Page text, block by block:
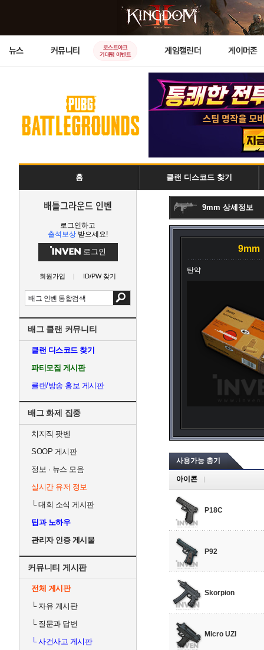
뉴스 커뮤니티
로스트아크
기대평 이벤트
게임캘린더 게이머존
홈 클랜 디스코드 찾기
배틀그라운드 인벤
로그인하고
출석보상 받으세요!
로그인
회원가입 ID/PW 찾기
배그 클랜 커뮤니티
클랜 디스코드 찾기
파티모집 게시판
클랜/방송 홍보 게시판
배그 화제 집중
치지직 팟벤
SOOP 게시판
정보 · 뉴스 모음
실시간 유저 정보
└대회 소식 게시판
팁과 노하우
관리자 인증 게시물
커뮤니티 게시판
전체 게시판
└자유 게시판
└질문과 답변
└사건사고 게시판
9mm 상세정보
9mm
탄약
사용가능 총기
아이콘
P18C
P92
Skorpion
Micro UZI